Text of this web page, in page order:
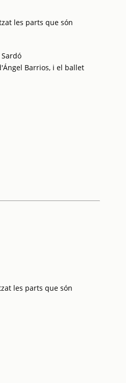
les parts que són
Barrios, i el ballet
les parts que són